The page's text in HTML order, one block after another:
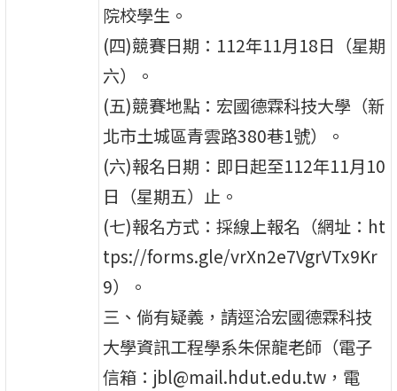
院校學生。
(四)競賽日期：112年11月18日（星期
六）。
(五)競賽地點：宏國德霖科技大學（新
北市土城區青雲路380巷1號）。
(六)報名日期：即日起至112年11月10
日（星期五）止。
(七)報名方式：採線上報名（網址：ht
tps://forms.gle/vrXn2e7VgrVTx9Kr
9）。
三、倘有疑義，請逕洽宏國德霖科技
大學資訊工程學系朱保龍老師（電子
信箱：jbl@mail.hdut.edu.tw，電